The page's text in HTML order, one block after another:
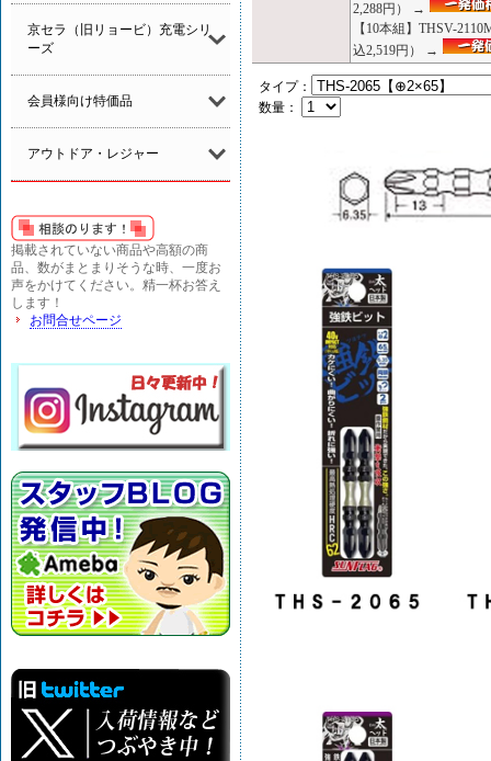
京セラ（旧リョービ）充電シリ
ーズ
会員様向け特価品
アウトドア・レジャー
掲載されていない商品や高額の商
品、数がまとまりそうな時、一度お
声をかけてください。精一杯お答え
します！
お問合せページ
2,288円） →
【10本組】THSV-
込2,519円） →
タイプ：
数量：